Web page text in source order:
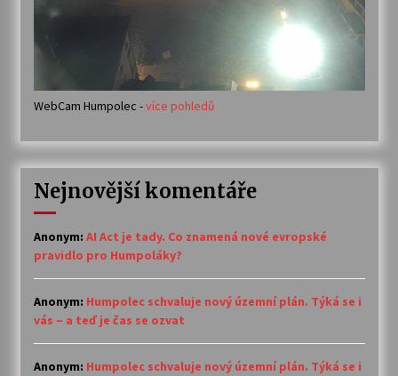
WebCam Humpolec -více pohledů
Nejnovější komentáře
Anonym: AI Act je tady. Co znamená nové evropské
pravidlo pro Humpoláky?
Anonym: Humpolec schvaluje nový územní plán. Týká se i
vás – a teď je čas se ozvat
Anonym: Humpolec schvaluje nový územní plán. Týká se i